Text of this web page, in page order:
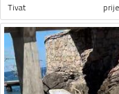
Tivat